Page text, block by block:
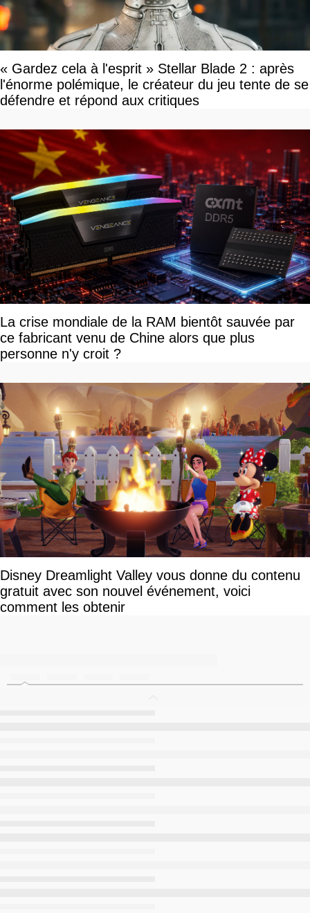
« Gardez cela à l'esprit » Stellar Blade 2 : après
l'énorme polémique, le créateur du jeu tente de se
défendre et répond aux critiques
La crise mondiale de la RAM bientôt sauvée par
ce fabricant venu de Chine alors que plus
personne n'y croit ?
Disney Dreamlight Valley vous donne du contenu
gratuit avec son nouvel événement, voici
comment les obtenir